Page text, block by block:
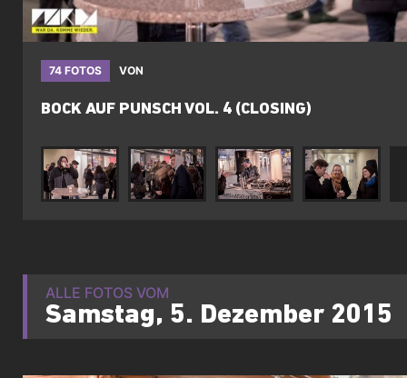
74 FOTOS VON
BOCK AUF PUNSCH VOL. 4 (CLOSING)
ALLE FOTOS VOM
Samstag, 5. Dezember 2015